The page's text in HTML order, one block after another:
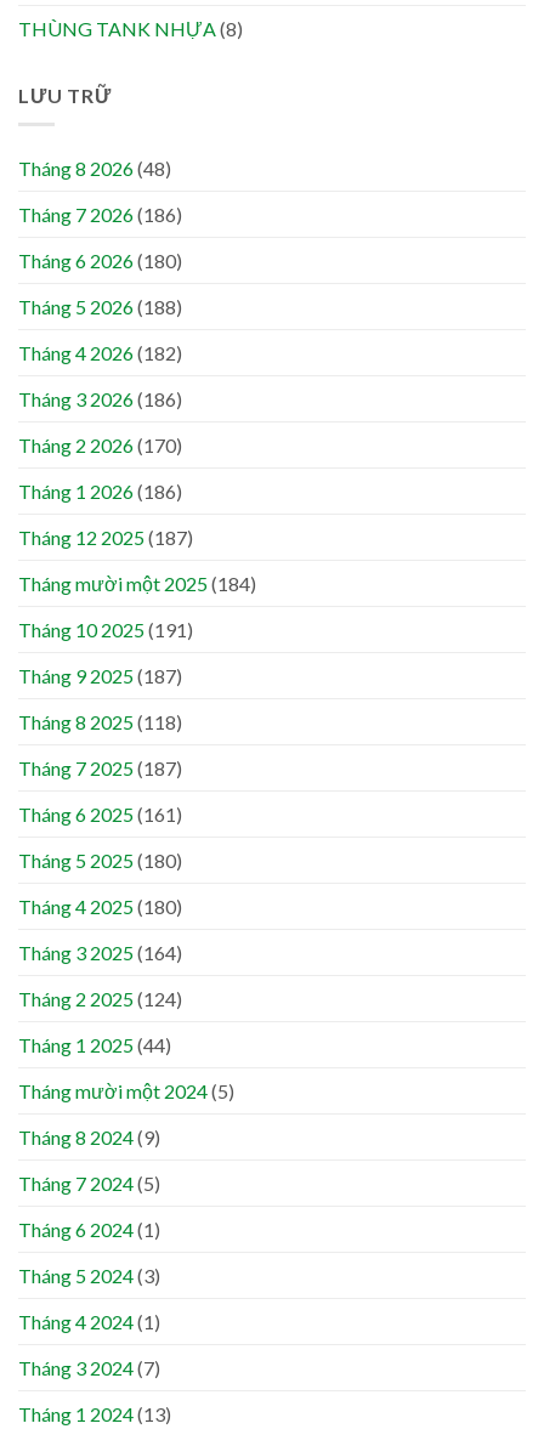
THÙNG TANK NHỰA(8)
LƯU TRỮ
Tháng 8 2026(48)
Tháng 7 2026(186)
Tháng 6 2026(180)
Tháng 5 2026(188)
Tháng 4 2026(182)
Tháng 3 2026(186)
Tháng 2 2026(170)
Tháng 1 2026(186)
Tháng 12 2025(187)
Tháng mười một 2025(184)
Tháng 10 2025(191)
Tháng 9 2025(187)
Tháng 8 2025(118)
Tháng 7 2025(187)
Tháng 6 2025(161)
Tháng 5 2025(180)
Tháng 4 2025(180)
Tháng 3 2025(164)
Tháng 2 2025(124)
Tháng 1 2025(44)
Tháng mười một 2024(5)
Tháng 8 2024(9)
Tháng 7 2024(5)
Tháng 6 2024(1)
Tháng 5 2024(3)
Tháng 4 2024(1)
Tháng 3 2024(7)
Tháng 1 2024(13)